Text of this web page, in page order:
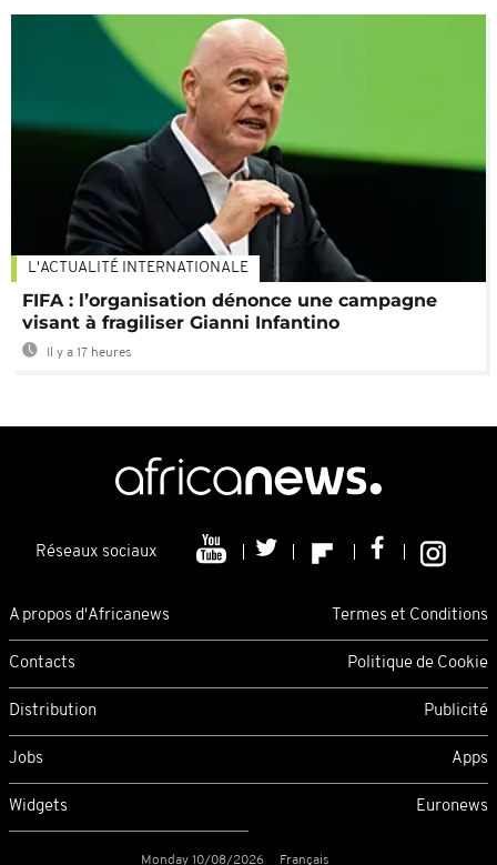
L'ACTUALITÉ INTERNATIONALE
FIFA : l’organisation dénonce une campagne
visant à fragiliser Gianni Infantino
Il y a 17 heures
Réseaux sociaux
A propos d'Africanews Termes et Conditions
Contacts Politique de Cookie
Distribution Publicité
Jobs Apps
Widgets Euronews
Monday 10/08/2026